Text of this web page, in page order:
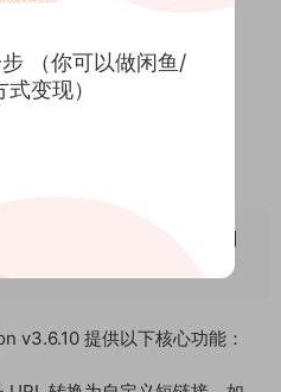
Edition 核心功
v3.6.10 提供以下核心功能：
（你可以做闲鱼/
变现）